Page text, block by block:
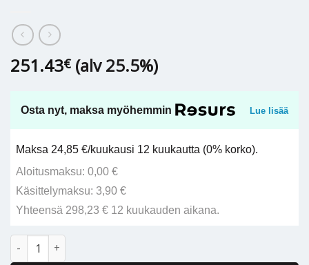
251.43€ (alv 25.5%)
Osta nyt, maksa myöhemmin Lue lisää
Maksa 24,85 €/kuukausi 12 kuukautta (0% korko).
Aloitusmaksu: 0,00 €
Käsittelymaksu: 3,90 €
Yhteensä 298,23 € 12 kuukauden aikana.
KYTKENTÄLETKU 1000mm RST 2" SK - 2" SK O2B määrä
Alternative: